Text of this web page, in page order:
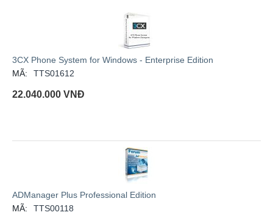
3CX Phone System for Windows - Enterprise Edition
MÃ:
TTS01612
22.040.000 VNĐ
ADManager Plus Professional Edition
MÃ:
TTS00118